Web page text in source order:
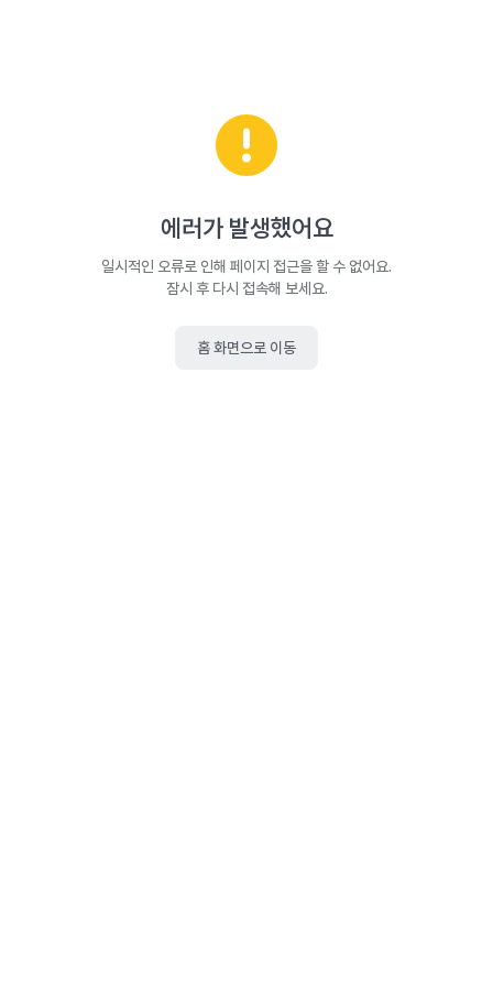
에러가 발생했어요
일시적인 오류로 인해 페이지 접근을 할 수 없어요.
잠시 후 다시 접속해 보세요.
홈 화면으로 이동